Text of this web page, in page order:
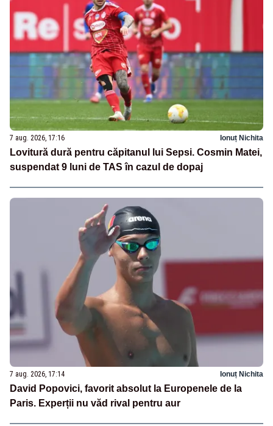
7 aug. 2026, 17:16 Ionuț Nichita
Lovitură dură pentru căpitanul lui Sepsi. Cosmin Matei,
suspendat 9 luni de TAS în cazul de dopaj
7 aug. 2026, 17:14 Ionuț Nichita
David Popovici, favorit absolut la Europenele de la
Paris. Experții nu văd rival pentru aur